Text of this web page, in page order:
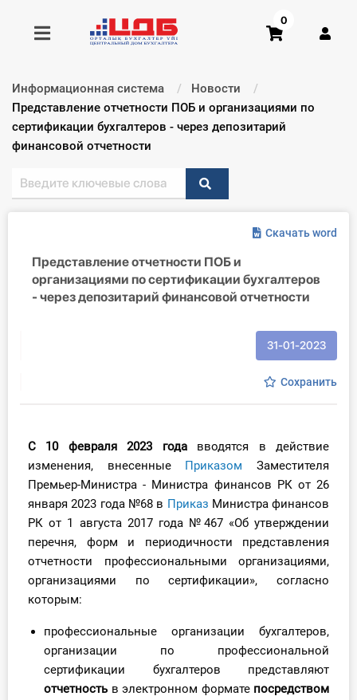
Получить консультацию
Купить доступ
Главная ИС
Консультации
Правовая база
Справочник бухгалтера
Участник ВЭД
Практика ИП
Кадры. Труд. Зарплата.
Учет по отраслям
Юридический помощник
Интернет-магазин
0
Информационная система
Новости
Текущий:
Представление отчетности ПОБ и организациями по
сертификации бухгалтеров - через депозитарий
финансовой отчетности
Скачать word
Представление отчетности ПОБ и
организациями по сертификации бухгалтеров
- через депозитарий финансовой отчетности
31-01-2023
Сохранить
С 10 февраля 2023 годавводятся в действие
изменения, внесенные Приказом Заместителя
Премьер-Министра - Министра финансов РК от 26
января 2023 года №68 в Приказ Министра финансов
РК от 1 августа 2017 года №467 «Об утверждении
перечня, форм и периодичности представления
отчетности профессиональными организациями,
организациями по сертификации», согласно
которым:
профессиональные организации бухгалтеров,
организации по профессиональной
сертификации бухгалтеров представляют
отчетность в электронном формате посредством